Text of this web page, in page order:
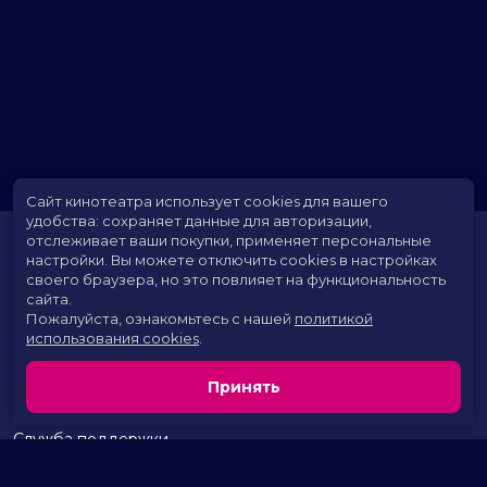
Расписание
Скоро в кино
Территория развлечений
Новости и акции
Служба поддержки
Сайт кинотеатра использует cookies для вашего
удобства: сохраняет данные для авторизации,
отслеживает ваши покупки, применяет персональные
настройки. Вы можете отключить cookies в настройках
своего браузера, но это повлияет на функциональность
сайта.
Пожалуйста, ознакомьтесь с нашей политикой
использования cookies
Принять